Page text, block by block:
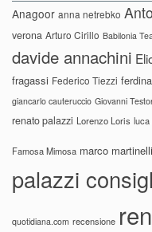
Anagoor anna netrebko
verona Arturo Cirillo Babilonia
davide annachini
fragassi Federico Tiezzi
giancarlo cauteruccio Giovanni
renato palazzi Lorenzo Loris luca
Famosa Mimosa marco martinelli
palazzi
quotidiana.com recensione